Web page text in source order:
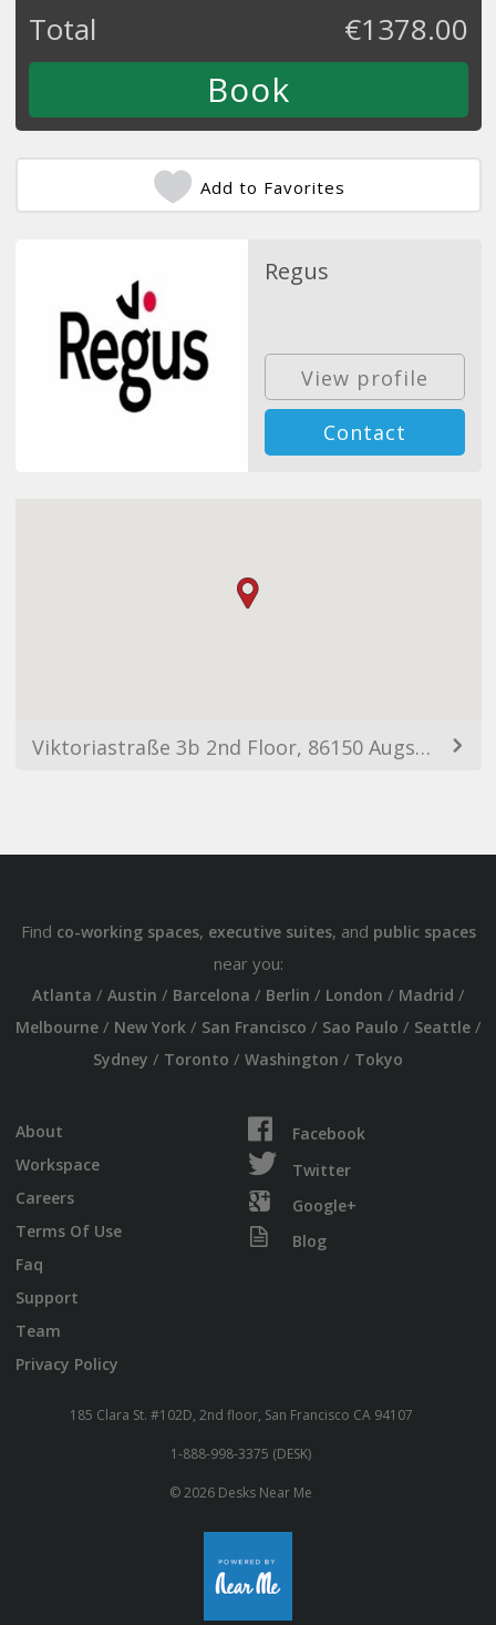
Total
€1378.00
Add to Favorites
Regus
View profile
Contact
Viktoriastraße 3b 2nd Floor, 86150 Augsburg, Germany
Find co-working spaces, executive suites, and public spaces
near you:
Atlanta / Austin / Barcelona / Berlin / London / Madrid /
Melbourne/ New York/ San Francisco / Sao Paulo / Seattle/
Sydney / Toronto / Washington / Tokyo
About
Workspace
Careers
Terms Of Use
Faq
Support
Team
Privacy Policy
Facebook
Twitter
Google+
Blog
185 Clara St. #102D, 2nd floor, San Francisco CA 94107
1-888-998-3375 (DESK)
© 2026 Desks Near Me